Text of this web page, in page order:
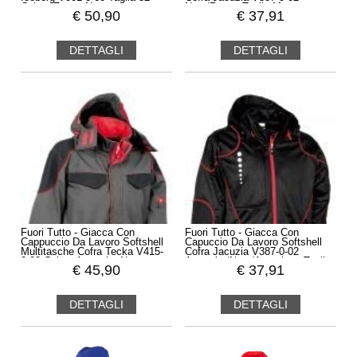
€ 50,90
DETTAGLI
€ 37,91
DETTAGLI
Fuori Tutto - Giacca Con
Cappuccio Da Lavoro Softshell
Multitasche Cofra Tecka V415-
Rosso Taglia 48
€ 45,90
DETTAGLI
Fuori Tutto - Giacca Con
Capuccio Da Lavoro Softshell
Cofra Jacuzia V387-0-02
€ 37,91
DETTAGLI